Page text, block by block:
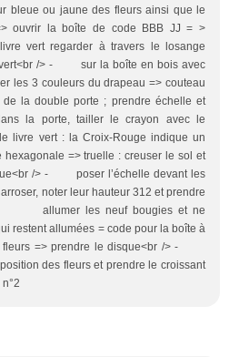
ou jaune des fleurs ainsi que le
ouvrir la boîte de code BBB JJ = >
vert regarder à travers le losange
vert<br /> - sur la boîte en bois avec
les 3 couleurs du drapeau => couteau
la double porte ; prendre échelle et
la porte, tailler le crayon avec le
livre vert : la Croix-Rouge indique un
hexagonale => truelle : creuser le sol et
/> - poser l’échelle devant les
noter leur hauteur 312 et prendre
- allumer les neuf bougies et ne
restent allumées = code pour la boîte à
fleurs => prendre le disque<br /> -
des fleurs et prendre le croissant